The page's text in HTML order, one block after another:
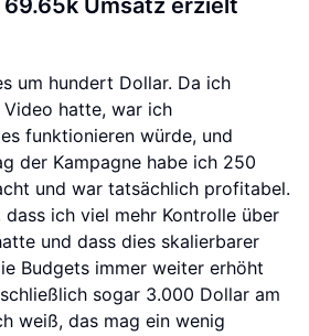
Umsatz erzielt
um hundert Dollar. Da ich
hatte, war ich
funktionieren würde, und
der Kampagne habe ich 250
und war tatsächlich profitabel.
ich viel mehr Kontrolle über
und dass dies skalierbarer
Budgets immer weiter erhöht
sogar 3.000 Dollar am
weiß, das mag ein wenig